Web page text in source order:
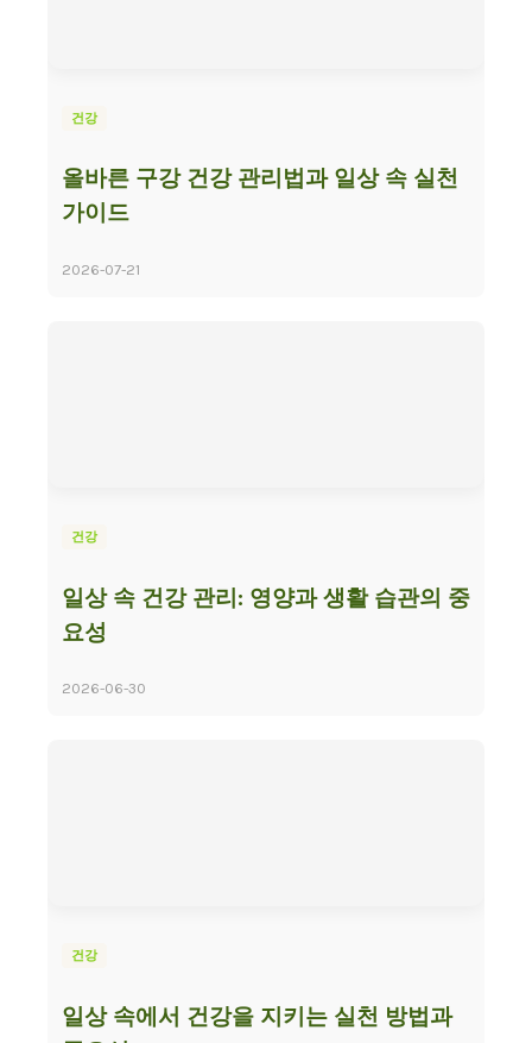
건강
올바른 구강 건강 관리법과 일상 속 실천
가이드
2026-07-21
건강
일상 속 건강 관리: 영양과 생활 습관의 중
요성
2026-06-30
건강
일상 속에서 건강을 지키는 실천 방법과